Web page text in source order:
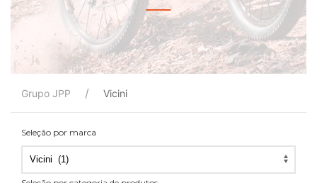
Grupo JPP Vicini
Seleção por marca